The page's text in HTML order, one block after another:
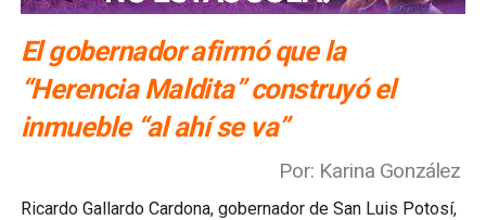
El gobernador afirmó que la
“Herencia Maldita” construyó el
inmueble “al ahí se va”
Por: Karina González
Ricardo Gallardo Cardona, gobernador de San Luis Potosí,